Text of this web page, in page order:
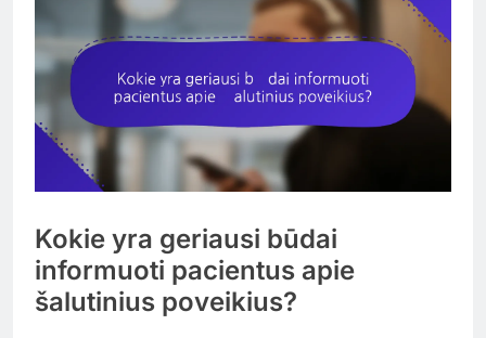
Kokie yra geriausi būdai
informuoti pacientus apie
šalutinius poveikius?